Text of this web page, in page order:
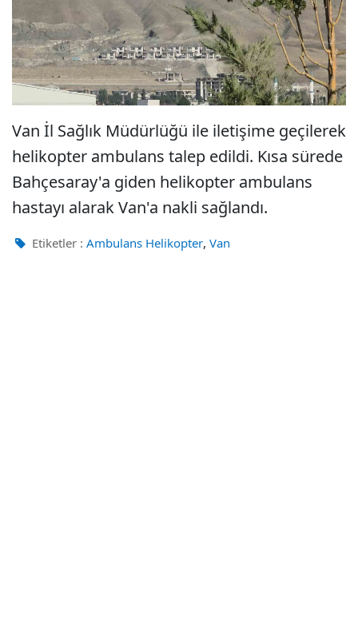
Van İl Sağlık Müdürlüğü ile iletişime geçilerek
helikopter ambulans talep edildi. Kısa sürede
Bahçesaray'a giden helikopter ambulans
hastayı alarak Van'a nakli sağlandı.
Etiketler : Ambulans Helikopter, Van